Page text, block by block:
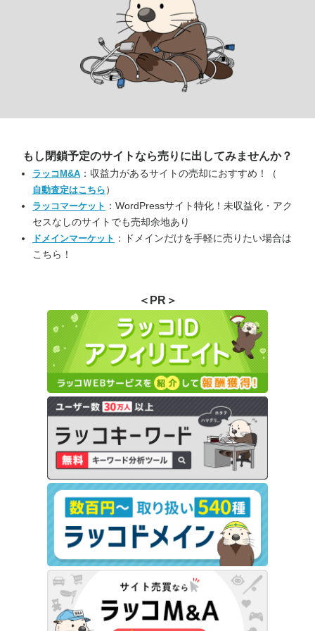
もし閉鎖予定のサイトなら売りに出してみませんか？
ラッコM&A ：収益力があるサイトの売却におすすめ！（
自動査定はこちら ）
ラッコマーケット ：WordPressサイト特化！未収益化・アク
セスなしのサイトでも売却余地あり
ドメインマーケット ：ドメインだけを手軽に売りたい場合は
こちら！
＜PR＞